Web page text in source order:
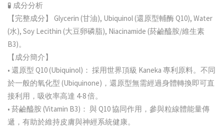
🧪 成分分析
【完整成分】 Glycerin (甘油), Ubiquinol (還原型輔酶 Q10), Water
(水), Soy Lecithin (大豆卵磷脂), Niacinamide (菸鹼醯胺/維生素
B3)。
【成分簡介】
• 還原型 Q10 (Ubiquinol)： 採用世界頂級 Kaneka 專利原料。不同
於一般的氧化型 (Ubiquinone)，還原型無需經過身體轉換即可直
接利用，吸收率高達 4-8 倍。
• 菸鹼醯胺 (Vitamin B3)： 與 Q10 協同作用，參與粒線體能量傳
遞，有助於維持皮膚與神經系統健康。